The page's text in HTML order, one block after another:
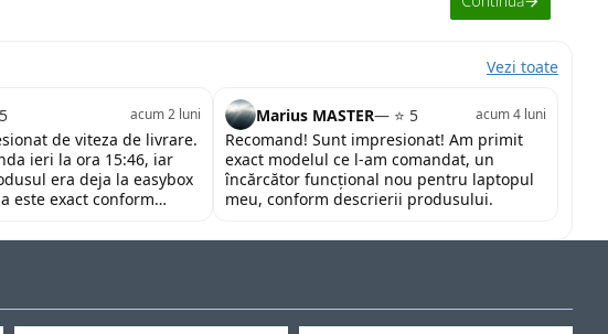
Vezi toate
acum 2 luni
de viteza de livrare.
ieri la ora 15:46, iar
era deja la easybox
este exact conform
Recomand cu toată
Marius MASTER— ⭐ 5 acum 4 luni
Recomand! Sunt impresionat! Am primit
exact modelul ce l-am comandat, un
încărcător funcțional nou pentru laptopul
meu, conform descrierii produsului.